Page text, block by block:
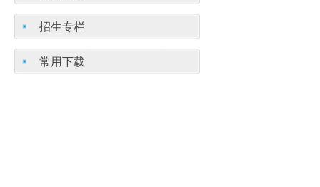
招生专栏
常用下载